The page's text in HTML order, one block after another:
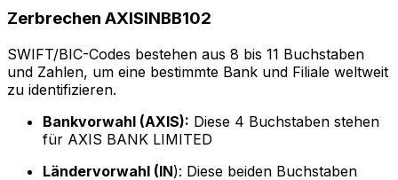
Zerbrechen AXISINBB102
SWIFT/BIC-Codes bestehen aus 8 bis 11 Buchstaben
und Zahlen, um eine bestimmte Bank und Filiale weltweit
zu identifizieren.
Bankvorwahl (AXIS): Diese 4 Buchstaben stehen
für AXIS BANK LIMITED
Ländervorwahl (IN): Diese beiden Buchstaben